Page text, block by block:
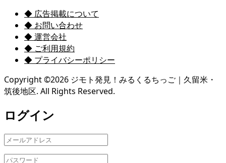
◆ 広告掲載について
◆ お問い合わせ
◆ 運営会社
◆ ご利用規約
◆ プライバシーポリシー
Copyright ©2026 ジモト発見！みるくるちっご｜久留米・
筑後地区. All Rights Reserved.
ログイン